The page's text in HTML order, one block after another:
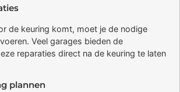
de keuring komt, moet je de nodige
Veel garages bieden de
reparaties direct na de keuring te laten
plannen